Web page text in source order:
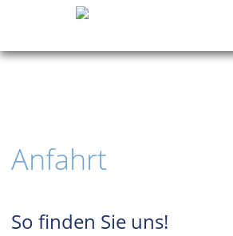
Anfahrt
So finden Sie uns!